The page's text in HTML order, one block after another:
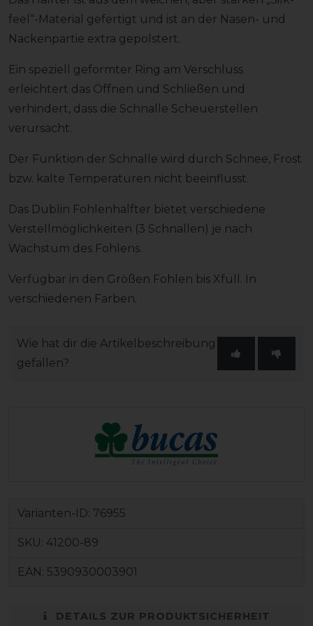
feel“-Material gefertigt und ist an der Nasen- und
Nackenpartie extra gepolstert.
Ein speziell geformter Ring am Verschluss
erleichtert das Öffnen und Schließen und
verhindert, dass die Schnalle Scheuerstellen
verursacht.
Der Funktion der Schnalle wird durch Schnee, Frost
bzw. kalte Temperaturen nicht beeinflusst.
Das Dublin Fohlenhalfter bietet verschiedene
Verstellmöglichkeiten (3 Schnallen) je nach
Wachstum des Fohlens.
Verfügbar in den Größen Fohlen bis Xfull. In
verschiedenen Farben.
Wie hat dir die Artikelbeschreibung
gefallen?
Varianten-ID: 76955
SKU: 41200-89
EAN: 5390930003901
DETAILS ZUR PRODUKTSICHERHEIT